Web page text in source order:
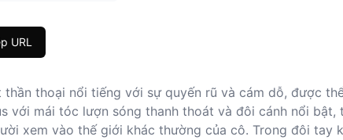
URL
thoại nổi tiếng với sự quyến rũ và cám dỗ, được
với mái tóc lượn sóng thanh thoát và đôi cánh nổi bật,
xem vào thế giới khác thường của cô. Trong đôi tay